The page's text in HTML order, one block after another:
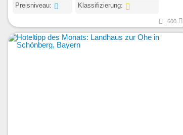
Preisniveau: Klassifizierung:
600